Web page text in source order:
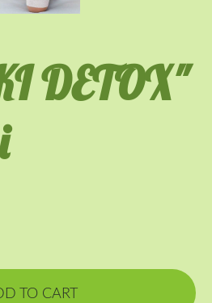
DETOX"
TO CART